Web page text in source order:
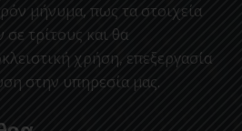
μήνυμα, πως τα στοιχεία
σε τρίτους και θα
χρήση, επεξεργασία
στην υπηρεσία μας.